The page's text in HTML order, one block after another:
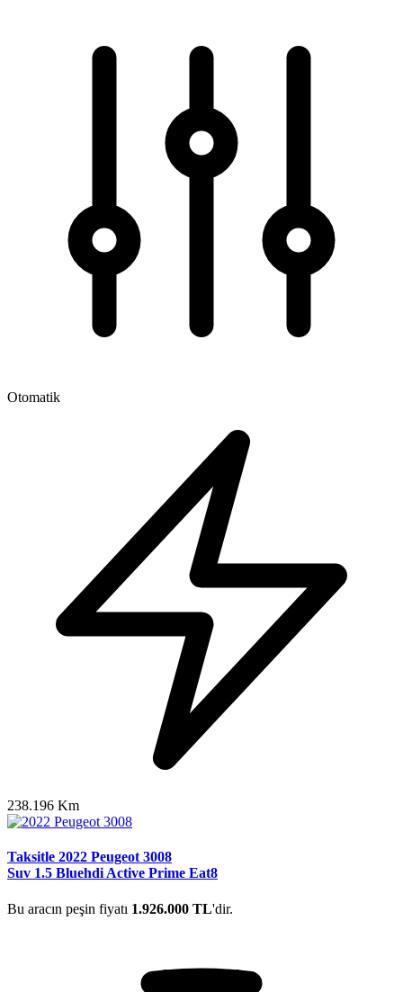
Otomatik
238.196 Km
Taksitle 2022 Peugeot 3008
Suv 1.5 Bluehdi Active Prime Eat8
Bu aracın peşin fiyatı 1.926.000 TL'dir.